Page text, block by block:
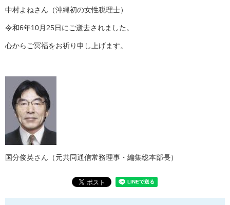
中村よねさん（沖縄初の女性税理士）
令和6年10月25日にご逝去されました。
心からご冥福をお祈り申し上げます。
国分俊英さん（元共同通信常務理事・編集総本部長）